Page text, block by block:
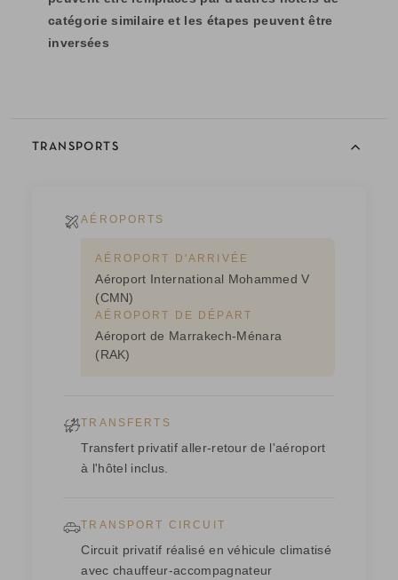
catégorie similaire et les étapes peuvent être
inversées
TRANSPORTS
AÉROPORTS
AÉROPORT D'ARRIVÉE
Aéroport International Mohammed V
(CMN)
AÉROPORT DE DÉPART
Aéroport de Marrakech-Ménara
(RAK)
TRANSFERTS
Transfert privatif aller-retour de l'aéroport
à l'hôtel inclus.
TRANSPORT CIRCUIT
Circuit privatif réalisé en véhicule climatisé
avec chauffeur-accompagnateur